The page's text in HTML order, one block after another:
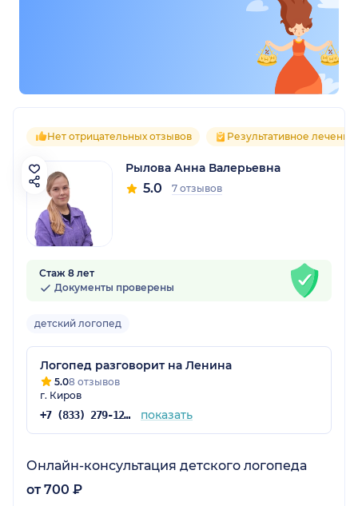
Нет отрицательных отзывов Результативное лечение
Рылова Анна Валерьевна
5.0 7 отзывов
Стаж 8 лет
Документы проверены
детский логопед
Логопед разговорит на Ленина
5.08 отзывов
г. Киров
+7 (833) 279-12-71 показать
Онлайн-консультация детского логопеда
от 700 ₽